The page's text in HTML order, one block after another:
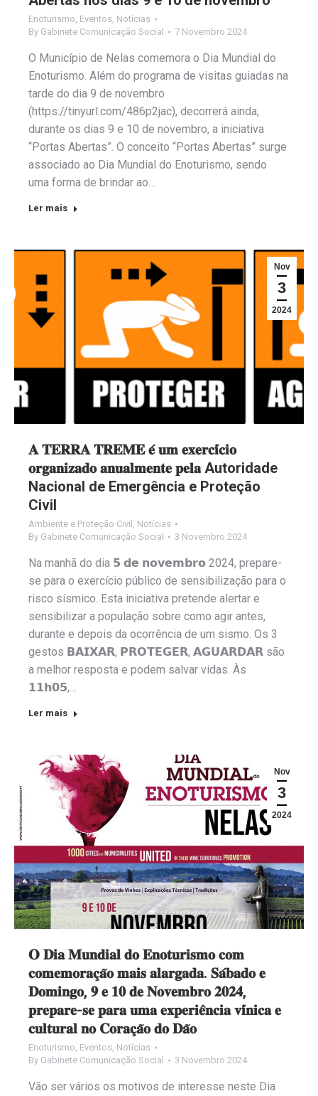
Enoturismo, Eventos, Notícias
By Gabinete Comunicação Social 7 Novembro 2024
O Município de Nelas comemora o Dia Mundial do
Enoturismo. Além do programa de visitas guiadas na
tarde do dia 9 de novembro
(https://tinyurl.com/486p2jac), decorrerá ainda,
durante os dias 9 e 10 de novembro, a iniciativa
“Portas Abertas”. O conceito “Portas Abertas” surge
associado ao Dia Mundial do Enoturismo, sendo
uma forma de brindar ao…
Ler mais
Nov
3
2024
𝐀 𝐓𝐄𝐑𝐑𝐀 𝐓𝐑𝐄𝐌𝐄 𝐞́ 𝐮𝐦 𝐞𝐱𝐞𝐫𝐜𝐢́𝐜𝐢𝐨
𝐨𝐫𝐠𝐚𝐧𝐢𝐳𝐚𝐝𝐨 𝐚𝐧𝐮𝐚𝐥𝐦𝐞𝐧𝐭𝐞 𝐩𝐞𝐥𝐚 Autoridade
Nacional de Emergência e Proteção
Civil
Ambiente e Proteção Civil , Notícias
By Gabinete Comunicação Social 3 Novembro 2024
Na manhã do dia 𝟱 𝗱𝗲 𝗻𝗼𝘃𝗲𝗺𝗯𝗿𝗼 2024, prepare-
se para o exercício público de sensibilização para o
risco sísmico. Esta iniciativa pretende alertar e
sensibilizar a população sobre como agir antes,
durante e depois da ocorrência de um sismo. Os 3
gestos 𝗕𝗔𝗜𝗫𝗔𝗥, 𝗣𝗥𝗢𝗧𝗘𝗚𝗘𝗥, 𝗔𝗚𝗨𝗔𝗥𝗗𝗔𝗥 são
a melhor resposta e podem salvar vidas. Às
𝟭𝟭𝗵𝟬𝟱,…
Ler mais
Nov
3
2024
𝐎 𝐃𝐢𝐚 𝐌𝐮𝐧𝐝𝐢𝐚𝐥 𝐝𝐨 𝐄𝐧𝐨𝐭𝐮𝐫𝐢𝐬𝐦𝐨 𝐜𝐨𝐦
𝐜𝐨𝐦𝐞𝐦𝐨𝐫𝐚𝐜̧𝐚̃𝐨 𝐦𝐚𝐢𝐬 𝐚𝐥𝐚𝐫𝐠𝐚𝐝𝐚. 𝐒𝐚́𝐛𝐚𝐝𝐨 𝐞
𝐃𝐨𝐦𝐢𝐧𝐠𝐨, 𝟗 𝐞 𝟏𝟎 𝐝𝐞 𝐍𝐨𝐯𝐞𝐦𝐛𝐫𝐨 𝟐𝟎𝟐𝟒,
𝐩𝐫𝐞𝐩𝐚𝐫𝐞-𝐬𝐞 𝐩𝐚𝐫𝐚 𝐮𝐦𝐚 𝐞𝐱𝐩𝐞𝐫𝐢𝐞̂𝐧𝐜𝐢𝐚 𝐯𝐢́𝐧𝐢𝐜𝐚 𝐞
𝐜𝐮𝐥𝐭𝐮𝐫𝐚𝐥 𝐧𝐨 𝐂𝐨𝐫𝐚𝐜̧𝐚̃𝐨 𝐝𝐨 𝐃𝐚̃𝐨
Enoturismo Eventos Notícias
By Gabinete Comunicação Social 3 Novembro 2024
Vão ser vários os motivos de interesse neste Dia